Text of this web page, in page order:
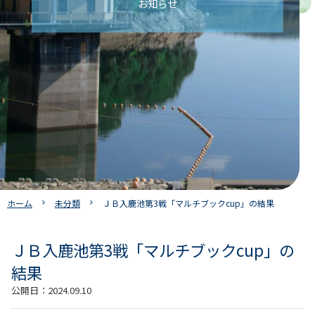
ホーム 未分類 ＪＢ入鹿池第3戦「マルチブックcup」の結果
ＪＢ入鹿池第3戦「マルチブックcup」の
結果
公開日： 2024.09.10